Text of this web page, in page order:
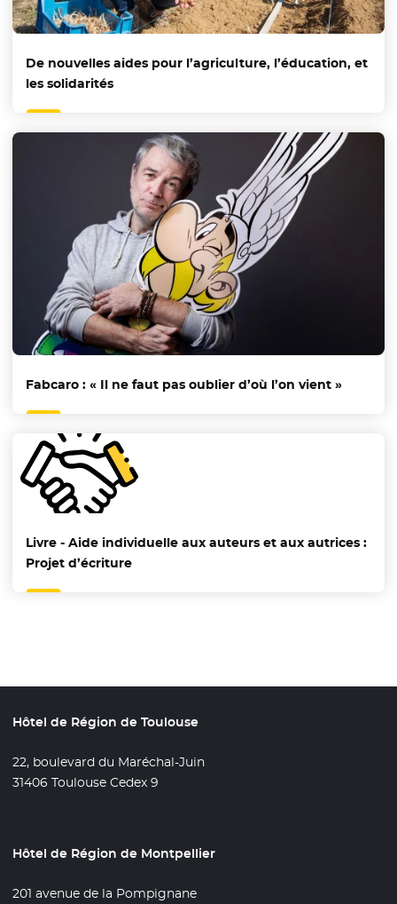
De nouvelles aides pour l’agriculture, l’éducation, et
les solidarités
Fabcaro : « Il ne faut pas oublier d’où l’on vient »
Livre - Aide individuelle aux auteurs et aux autrices :
Projet d’écriture
Hôtel de Région de Toulouse
22, boulevard du Maréchal-Juin
31406 Toulouse Cedex 9
Hôtel de Région de Montpellier
201 avenue de la Pompignane